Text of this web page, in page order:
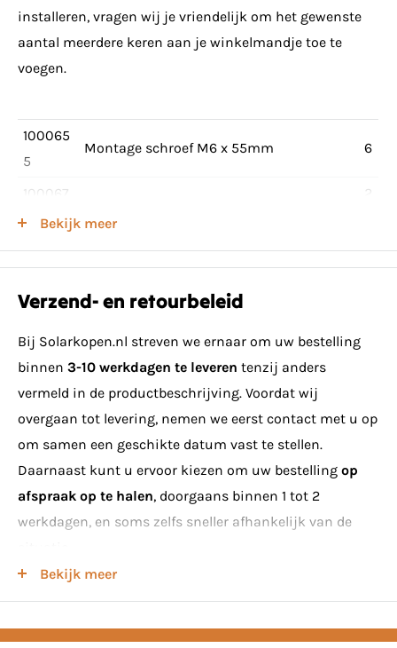
installeren, vragen wij je vriendelijk om het gewenste
aantal meerdere keren aan je winkelmandje toe te
voegen.
100065
5
Montage schroef M6 x 55mm 6
100067
0
2
100302
Universele middenklem met vereffening
1
100433
0
1007012 Flatfix Fusion Daksteun
100702
2
Flatfix Fusion Basiselement laag
1
1007031
Flatfix Fusion Basiselement hoog
1007041 Flatfix Fusion Kabelclip optimizer ready
1007196 Flatfix Fusion Basisprofiel 1077mm
2
1007210
Flatfix Fusion Ballasthouder 1700
5
Bekijk meer
Verzend- en retourbeleid
Bij Solarkopen.nl streven we ernaar om uw bestelling
binnen 3-10 werkdagen te leveren tenzij anders
vermeld in de productbeschrijving. Voordat wij
overgaan tot levering, nemen we eerst contact met u op
om samen een geschikte datum vast te stellen.
Daarnaast kunt u ervoor kiezen om uw bestelling op
afspraak op te halen, doorgaans binnen 1 tot 2
werkdagen, en soms zelfs sneller afhankelijk van de
Minimumeisen voor levering van zonnepanelen
zonnepanelen voor levering eenminimum van 8 stuks
Bekijk meer